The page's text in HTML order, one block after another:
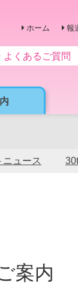
ホーム 報
よくあるご質問
ュース
案内